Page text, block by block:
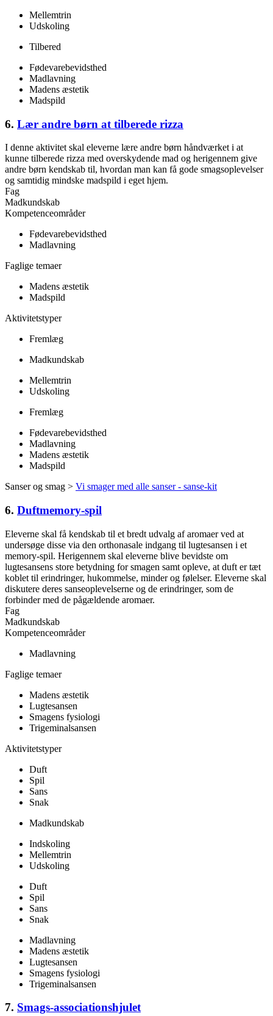
Mellemtrin
Udskoling
Tilbered
Fødevarebevidsthed
Madlavning
Madens æstetik
Madspild
6. Lær andre børn at tilberede rizza
I denne aktivitet skal eleverne lære andre børn håndværket i at
kunne tilberede rizza med overskydende mad og herigennem give
andre børn kendskab til, hvordan man kan få gode smagsoplevelser
og samtidig mindske madspild i eget hjem.
Fag
Madkundskab
Kompetenceområder
Fødevarebevidsthed
Madlavning
Faglige temaer
Madens æstetik
Madspild
Aktivitetstyper
Fremlæg
Madkundskab
Mellemtrin
Udskoling
Fremlæg
Fødevarebevidsthed
Madlavning
Madens æstetik
Madspild
Sanser og smag > Vi smager med alle sanser - sanse-kit
6. Duftmemory-spil
Eleverne skal få kendskab til et bredt udvalg af aromaer ved at
undersøge disse via den orthonasale indgang til lugtesansen i et
memory-spil. Herigennem skal eleverne blive bevidste om
lugtesansens store betydning for smagen samt opleve, at duft er tæt
koblet til erindringer, hukommelse, minder og følelser. Eleverne skal
diskutere deres sanseoplevelserne og de erindringer, som de
forbinder med de pågældende aromaer.
Fag
Madkundskab
Kompetenceområder
Madlavning
Faglige temaer
Madens æstetik
Lugtesansen
Smagens fysiologi
Trigeminalsansen
Aktivitetstyper
Duft
Spil
Sans
Snak
Madkundskab
Indskoling
Mellemtrin
Udskoling
Duft
Spil
Sans
Snak
Madlavning
Madens æstetik
Lugtesansen
Smagens fysiologi
Trigeminalsansen
7. Smags-associationshjulet